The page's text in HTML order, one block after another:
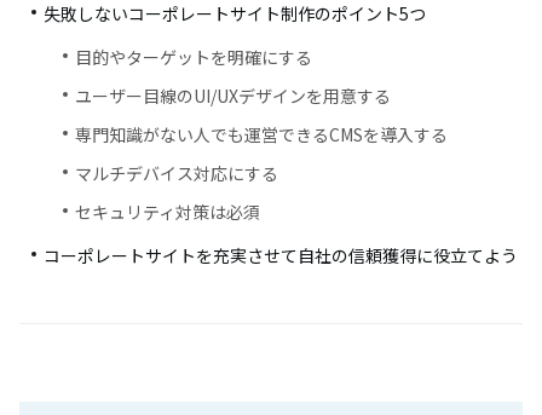
失敗しないコーポレートサイト制作のポイント5つ
目的やターゲットを明確にする
ユーザー目線のUI/UXデザインを用意する
専門知識がない人でも運営できるCMSを導入する
マルチデバイス対応にする
セキュリティ対策は必須
コーポレートサイトを充実させて自社の信頼獲得に役立てよう